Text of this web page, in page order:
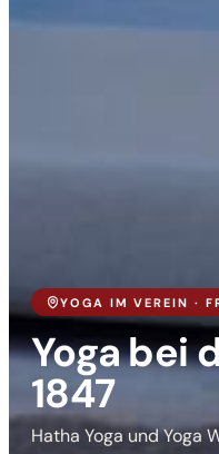
YOGA IM VEREIN ·
Yoga bei
1847
Hatha Yoga und Yoga